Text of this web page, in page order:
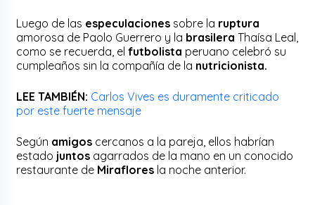
Luego de las especulaciones sobre la ruptura
amorosa de Paolo Guerrero y la brasilera Thaísa Leal,
como se recuerda, elfutbolista peruano celebró su
cumpleaños sin la compañía de la nutricionista.
LEE TAMBIÉN: Carlos Vives es duramente criticado
por este fuerte mensaje
Según amigos cercanos a la pareja, ellos habrían
estado juntos agarrados de la mano en un conocido
restaurante de Miraflores la noche anterior.